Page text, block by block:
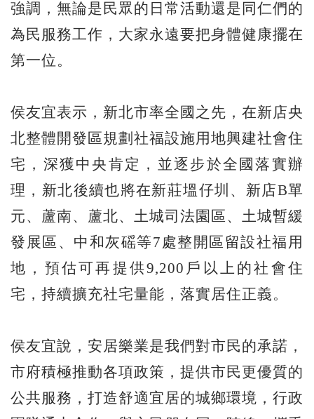
強調，無論是民眾的日常活動還是同仁們的
為民服務工作，大家永遠要把身體健康擺在
第一位。
侯友宜表示，新北市率全國之先，在新店央
北整體開發區規劃社福設施用地興建社會住
宅，深獲中央肯定，並逐步於全國落實辦
理，新北後續也將在新莊塭仔圳、新店B單
元、蘆南、蘆北、土城司法園區、土城暫緩
發展區、中和灰磘等7處整開區留設社福用
地，預估可再提供9,200戶以上的社會住
宅，持續擴充社宅量能，落實居住正義。
侯友宜說，安居樂業是我們對市民的承諾，
市府積極推動各項政策，提供市民更優質的
公共服務，打造舒適宜居的城鄉環境，行政